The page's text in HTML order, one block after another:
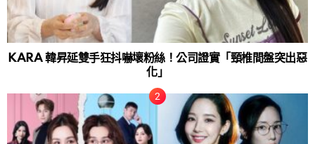
KARA 韓昇延雙手狂抖嚇壞粉絲！公司證實「頸椎間盤突出惡
化」